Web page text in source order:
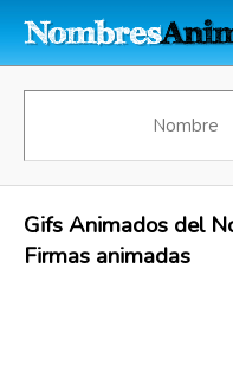
Gifs Animados del
Firmas animadas